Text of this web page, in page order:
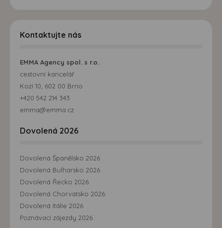
Kontaktujte nás
EMMA Agency spol. s r.o.
cestovní kancelář
Kozí 10, 602 00 Brno
+420 542 214 343
emma@emma.cz
Dovolená 2026
Dovolená Španělsko 2026
Dovolená Bulharsko 2026
Dovolená Řecko 2026
Dovolená Chorvatsko 2026
Dovolená Itálie 2026
Poznávací zájezdy 2026